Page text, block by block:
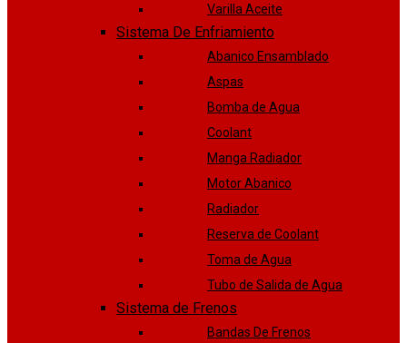
Varilla Aceite
Sistema De Enfriamiento
Abanico Ensamblado
Aspas
Bomba de Agua
Coolant
Manga Radiador
Motor Abanico
Radiador
Reserva de Coolant
Toma de Agua
Tubo de Salida de Agua
Sistema de Frenos
Bandas De Frenos